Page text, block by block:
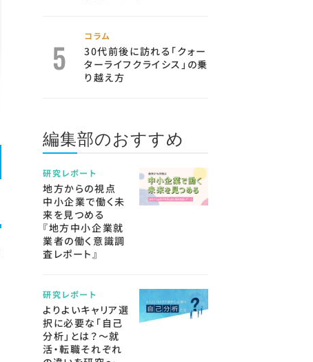
コラム
30代前後に訪れる「クォー
ターライフクライシス」の乗
り越え方
編集部のおすすめ
研究レポート
地方からの視点
中小企業で働く未
来を見つめる
『地方中小企業就
業者の働く意識調
査レポート』
研究レポート
よりよいキャリア選
択に必要な「自己
分析」とは？～就
活・転職それぞれ